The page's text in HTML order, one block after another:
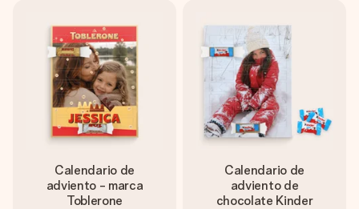
Calendario de
adviento - marca
Toblerone
Calendario de
adviento de
chocolate Kinder